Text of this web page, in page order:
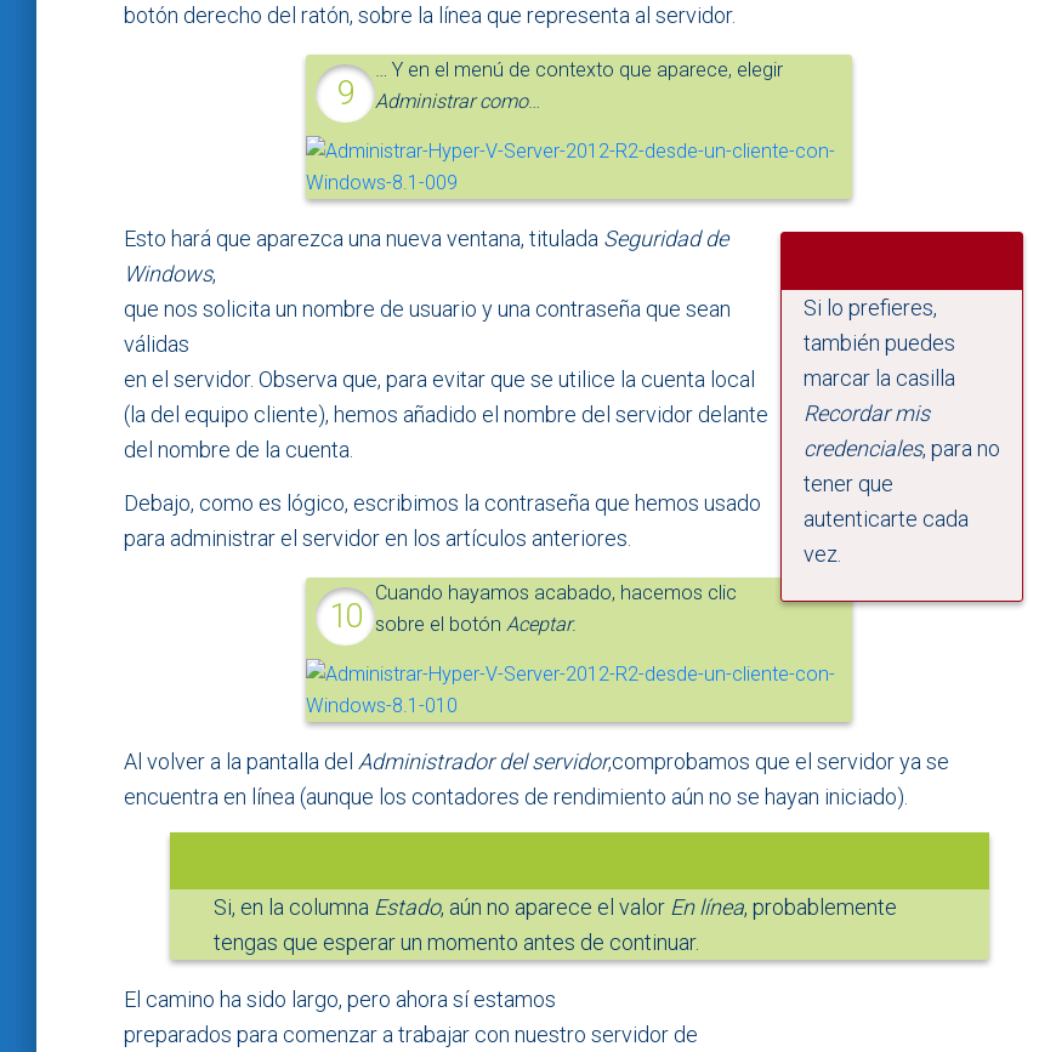
botón derecho del ratón, sobre la línea que representa al servidor.
… Y en el menú de contexto que aparece, elegir
Administrar como…
Si lo prefieres,
también puedes
marcar la casilla
Recordar mis
credenciales, para no
tener que
autenticarte cada
vez.
Esto hará que aparezca una nueva ventana, titulada Seguridad de
Windows,
que nos solicita un nombre de usuario y una contraseña que sean
válidas
en el servidor. Observa que, para evitar que se utilice la cuenta local
(la del equipo cliente), hemos añadido el nombre del servidor delante
del nombre de la cuenta.
Debajo, como es lógico, escribimos la contraseña que hemos usado
para administrar el servidor en los artículos anteriores.
Cuando hayamos acabado, hacemos clic
sobre el botón Aceptar.
Al volver a la pantalla del Administrador del servidor,comprobamos que el servidor ya se
encuentra en línea (aunque los contadores de rendimiento aún no se hayan iniciado).
Si, en la columna Estado, aún no aparece el valor En línea, probablemente
tengas que esperar un momento antes de continuar.
El camino ha sido largo, pero ahora sí estamos
preparados para comenzar a trabajar con nuestro servidor de